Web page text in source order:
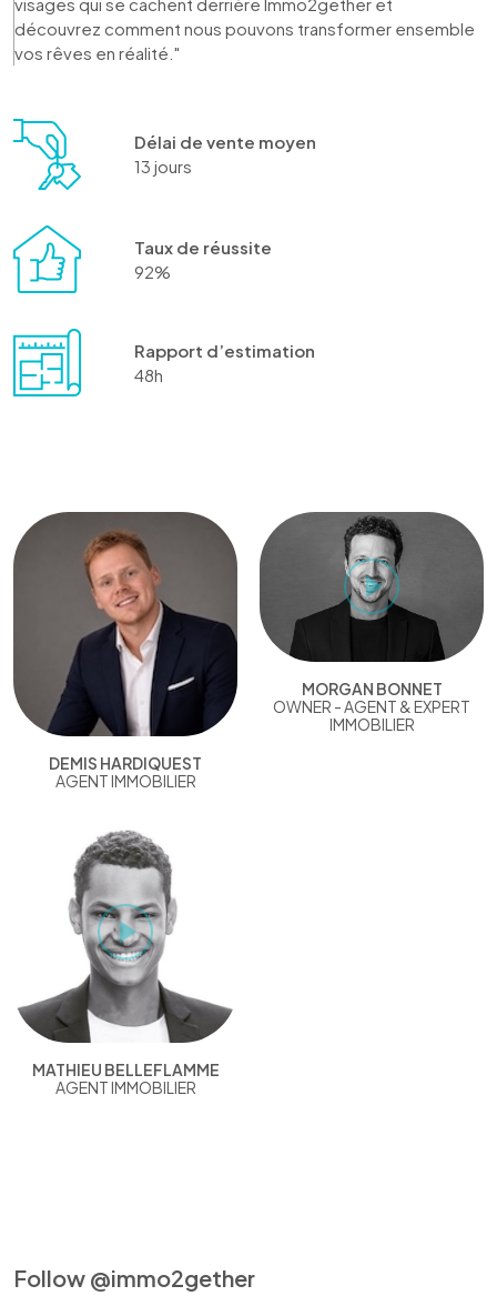
découvrez comment nous pouvons transformer ensemble
vos rêves en réalité."
Délai de vente moyen
13 jours
Taux de réussite
92%
Rapport d’estimation
48h
DEMIS HARDIQUEST
AGENT IMMOBILIER
MORGAN BONNET
OWNER - AGENT & EXPERT
IMMOBILIER
MATHIEU BELLEFLAMME
AGENT IMMOBILIER
Follow @immo2gether